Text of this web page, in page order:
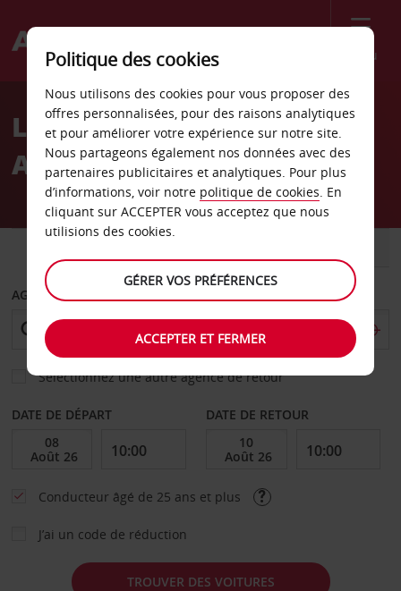
Menu
Welcome
AvisLocation de voiture en
Afrique du Sud
AGENCE DE DÉPART
Sélectionnez une autre agence de retour
DATE DE DÉPART DATE DE RETOUR
Conducteur âgé de 25 ans et plus
J’ai un code de réduction
TROUVER DES VOITURES
Politique des cookies
Nous utilisons des cookies pour vous proposer des
offres personnalisées, pour des raisons analytiques
et pour améliorer votre expérience sur notre site.
Nous partageons également nos données avec des
partenaires publicitaires et analytiques. Pour plus
d’informations, voir notre politique de cookies. En
cliquant sur ACCEPTER vous acceptez que nous
utilisions des cookies.
GÉRER VOS PRÉFÉRENCES
ACCEPTER ET FERMER